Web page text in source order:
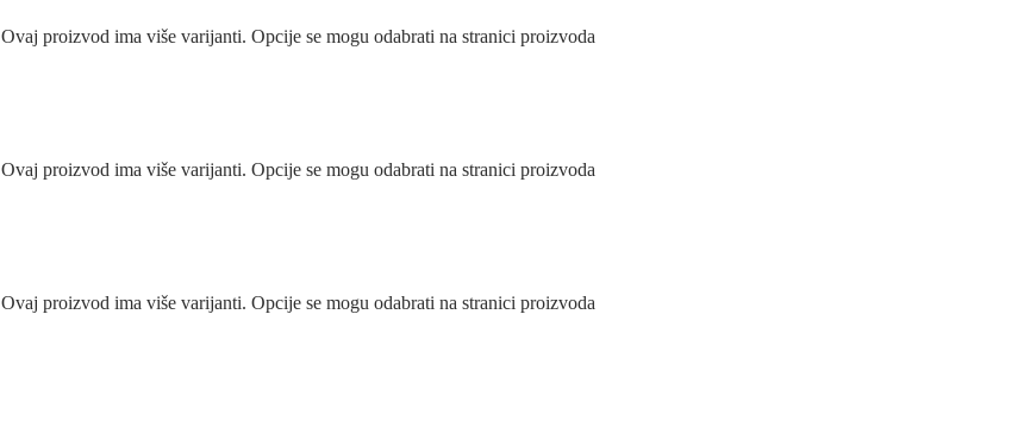
Ovaj proizvod ima više varijanti. Opcije se mogu odabrati na stranici proizvoda
Ovaj proizvod ima više varijanti. Opcije se mogu odabrati na stranici proizvoda
Ovaj proizvod ima više varijanti. Opcije se mogu odabrati na stranici proizvoda